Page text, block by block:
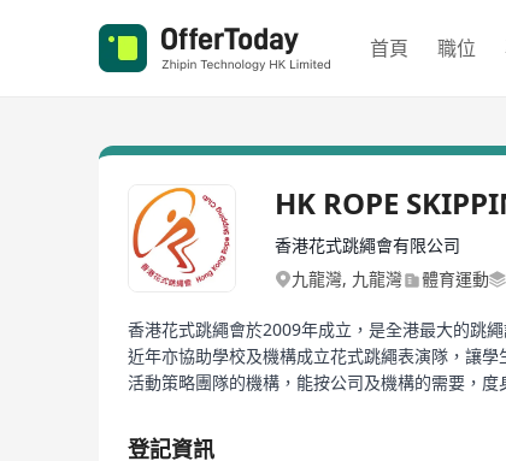
首頁 職位
HK ROPE
香港花式跳繩會有限公司
九龍灣, 九龍灣
體育運動
香港花式跳繩會於2009年成立，是全港最大的跳
近年亦協助學校及機構成立花式跳繩表演隊，讓
活動策略團隊的機構，能按公司及機構的需要，
登記資訊